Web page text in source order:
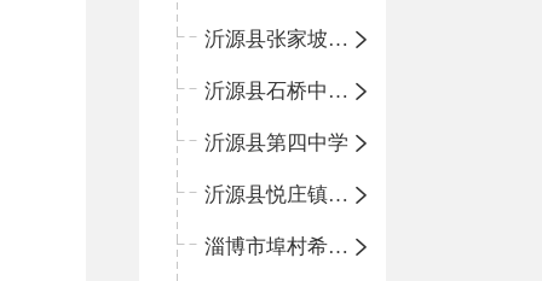
沂源县张家坡中心学校
沂源县石桥中心学校
沂源县第四中学
沂源县悦庄镇中心小学
淄博市埠村希望小学